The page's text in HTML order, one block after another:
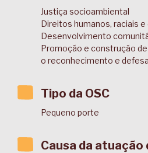
Justiça socioambiental
Direitos humanos, raciais
Desenvolvimento
Promoção e construção
o reconhecimento e
Tipo da OSC
Pequeno porte
Causa da atuação